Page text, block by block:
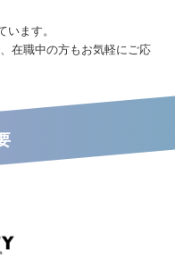
ます。
在職中の方もお気軽にご応